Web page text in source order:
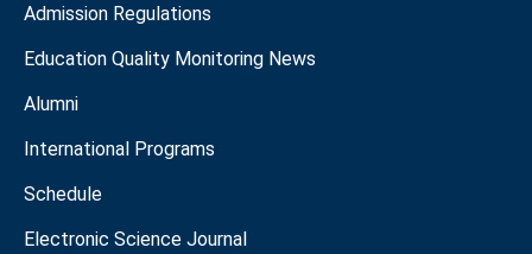
Admission Regulations
Education Quality Monitoring News
Alumni
International Programs
Schedule
Electronic Science Journal